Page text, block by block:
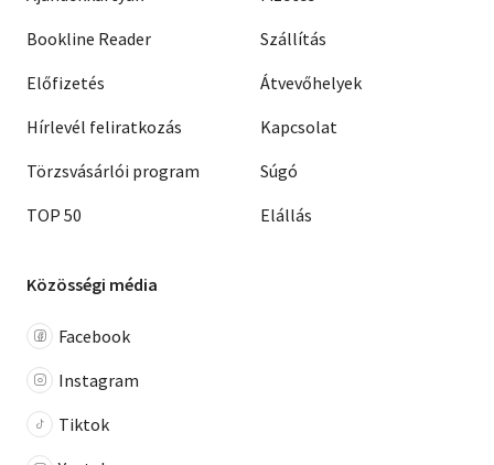
Bookline Reader
Előfizetés
Hírlevél feliratkozás
Törzsvásárlói program
TOP 50
Szállítás
Átvevőhelyek
Kapcsolat
Súgó
Elállás
Közösségi média
Facebook
Instagram
Tiktok